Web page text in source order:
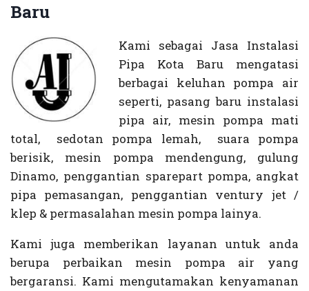
Baru
Kami sebagai Jasa Instalasi
Pipa Kota Baru mengatasi
berbagai keluhan pompa air
seperti, pasang baru instalasi
pipa air, mesin pompa mati
total, sedotan pompa lemah, suara pompa
berisik, mesin pompa mendengung, gulung
Dinamo, penggantian sparepart pompa, angkat
pipa pemasangan, penggantian ventury jet /
klep & permasalahan mesin pompa lainya.
Kami juga memberikan layanan untuk anda
berupa perbaikan mesin pompa air yang
bergaransi. Kami mengutamakan kenyamanan